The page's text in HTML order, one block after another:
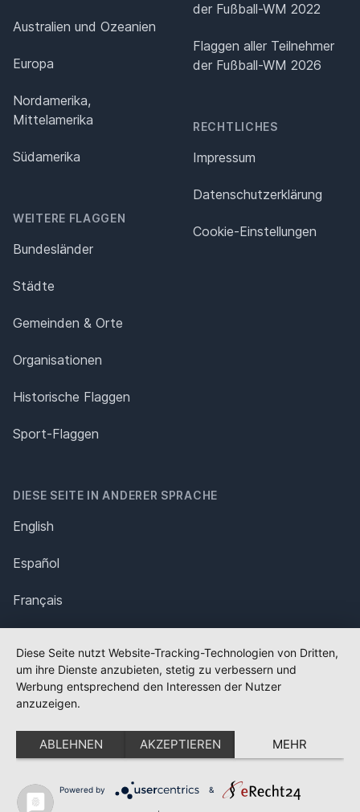
Australien und Ozeanien
Europa
Nordamerika,
Mittelamerika
Südamerika
WEITERE FLAGGEN
Bundesländer
Städte
Gemeinden & Orte
Organisationen
Historische Flaggen
Sport-Flaggen
der Fußball-WM 2022
Flaggen aller Teilnehmer
der Fußball-WM 2026
RECHTLICHES
Impressum
Datenschutz­erklärung
Cookie-Einstellungen
DIESE SEITE IN ANDERER SPRACHE
English
Español
Français
Polska
Português
Nederlands
Svenska
Diese Seite nutzt Website-Tracking-Technologien von Dritten,
um ihre Dienste anzubieten, stetig zu verbessern und
Werbung entsprechend den Interessen der Nutzer
anzuzeigen.
ABLEHNEN AKZEPTIEREN MEHR
Powered by &